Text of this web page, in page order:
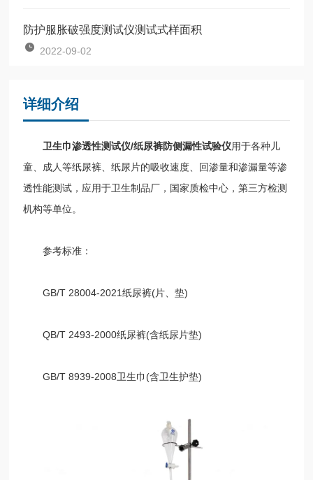
防护服胀破强度测试仪测试式样面积
2022-09-02
详细介绍
卫生巾渗透性测试仪/纸尿裤防侧漏性试验仪用于各种儿
童、成人等纸尿裤、纸尿片的吸收速度、回渗量和渗漏量等渗
透性能测试，应用于卫生制品厂，国家质检中心，第三方检测
机构等单位。
参考标准：
GB/T 28004-2021纸尿裤(片、垫)
QB/T 2493-2000纸尿裤(含纸尿片垫)
GB/T 8939-2008卫生巾(含卫生护垫)